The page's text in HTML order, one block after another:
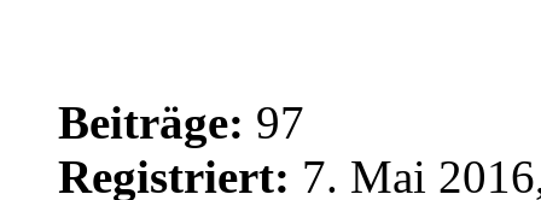
Beiträge: 97
Registriert: 7. Mai